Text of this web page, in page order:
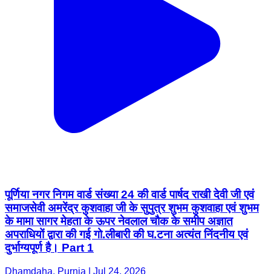
पूर्णिया नगर निगम वार्ड संख्या 24 की वार्ड पार्षद राखी देवी जी एवं
समाजसेवी अमरेंद्र कुशवाहा जी के सुपुत्र शुभम कुशवाहा एवं शुभम
के मामा सागर मेहता के ऊपर नेवलाल चौक के समीप अज्ञात
अपराधियों द्वारा की गई गो.लीबारी की घ.टना अत्यंत निंदनीय एवं
दुर्भाग्यपूर्ण है। Part 1
Dhamdaha, Purnia | Jul 24, 2026